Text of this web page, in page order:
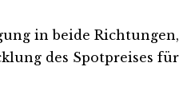
in beide
des Spotpreises